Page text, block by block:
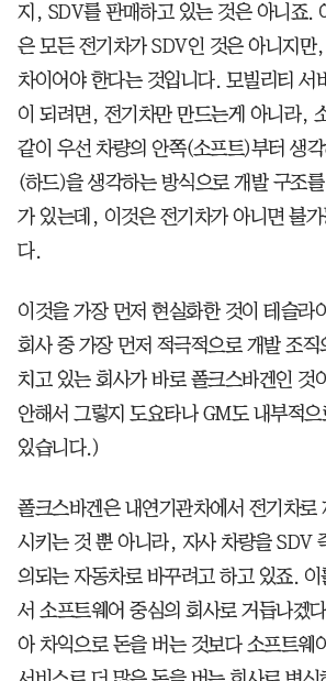
지, SDV를 판매하고 있는 것은 아니죠.
은 모든 전기차가 SDV인 것은 아니지만
차이어야 한다는 것입니다. 모빌리티 서
이 되려면, 전기차만 만드는게 아니라,
같이 우선 차량의 안쪽(소프트)부터 생
(하드)을 생각하는 방식으로 개발 구조
가 있는데, 이것은 전기차가 아니면 불가
다.
이것을 가장 먼저 현실화한 것이 테슬라
회사 중 가장 먼저 적극적으로 개발 조직
치고 있는 회사가 바로 폴크스바겐인 것
안해서 그렇지 도요타나 GM도 내부적
있습니다.)
폴크스바겐은 내연기관차에서 전기차로
시키는 것 뿐 아니라, 자사 차량을 SDV
의되는 자동차로 바꾸려고 하고 있죠. 이
서 소프트웨어 중심의 회사로 거듭나겠
아 차익으로 돈을 버는 것보다 소프트웨